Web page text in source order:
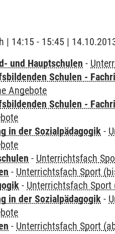
| 14:15 - 15:45 |
und Hauptschulen -
Schulen -
Angebote
Schulen -
in der Sozialpädagogik -
- Unterrichtsfach
- Unterrichtsfach Sport
- Unterrichtsfach
in der Sozialpädagogik -
- Unterrichtsfach Sport